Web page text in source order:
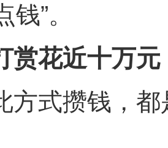
”。
赏花近十万元
方式攒钱，